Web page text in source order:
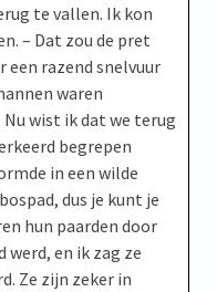
te vallen. Ik kon
– Dat zou de pret
een razend snelvuur
waren
wist ik dat we terug
begrepen
in een wilde
dus je kunt je
hun paarden door
en ik zag ze
Ze zijn zeker in